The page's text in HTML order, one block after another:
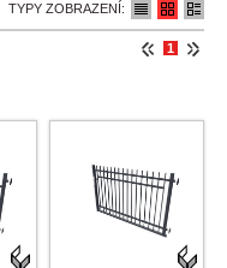
TYPY ZOBRAZENÍ:
1